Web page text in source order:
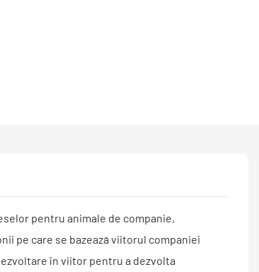
pentru animale de companie,
pe care se bazează viitorul companiei
în viitor pentru a dezvolta